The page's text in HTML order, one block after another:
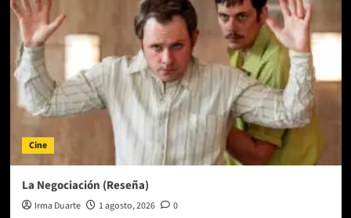
Cine
La Negociación (Reseña)
Irma Duarte 1 agosto, 2026 0